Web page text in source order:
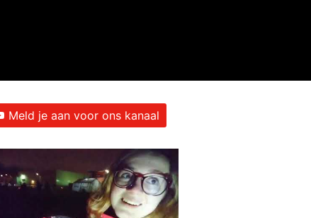
Meld je aan voor ons kanaal